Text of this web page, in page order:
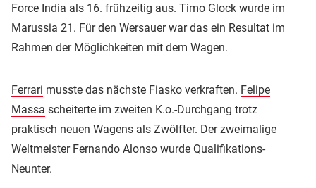
Force India als 16. frühzeitig aus. Timo Glock wurde im
Marussia 21. Für den Wersauer war das ein Resultat im
Rahmen der Möglichkeiten mit dem Wagen.
Ferrari musste das nächste Fiasko verkraften. Felipe
Massa scheiterte im zweiten K.o.-Durchgang trotz
praktisch neuen Wagens als Zwölfter. Der zweimalige
Weltmeister Fernando Alonso wurde Qualifikations-
Neunter.